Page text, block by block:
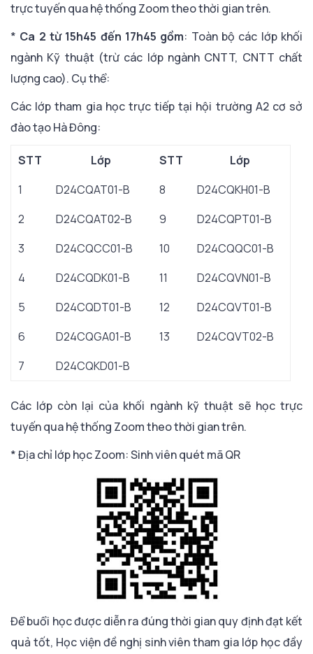
trực tuyến qua hệ thống Zoom theo thời gian trên.
* Ca 2 từ 15h45 đến 17h45 gồm: Toàn bộ các lớp khối
ngành Kỹ thuật (trừ các lớp ngành CNTT, CNTT chất
lượng cao). Cụ thể:
Các lớp tham gia học trực tiếp tại hội trường A2 cơ sở
đào tạo Hà Đông:
STT Lớp STT
Lớp
1
D24CQAT01-B 8
D24CQKH01-B
2
D24CQAT02-B 9
D24CQPT01-B
3
D24CQCC01-B 10
D24CQQC01-B
4
D24CQDK01-B 11
D24CQVN01-B
5
D24CQDT01-B 12
D24CQVT01-B
6
D24CQGA01-B 13
D24CQVT02-B
7
D24CQKD01-B
Các lớp còn lại của khối ngành kỹ thuật sẽ học trực
tuyến qua hệ thống Zoom theo thời gian trên.
* Địa chỉ lớp học Zoom: Sinh viên quét mã QR
Để buổi học được diễn ra đúng thời gian quy định đạt kết
quả tốt, Học viện đề nghị sinh viên tham gia lớp học đầy